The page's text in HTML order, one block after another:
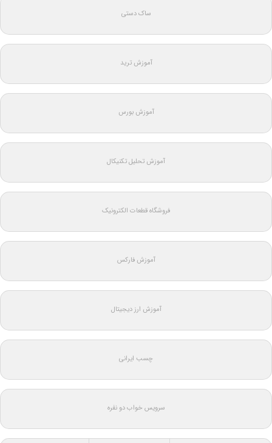
ساک دستی
آموزش ترید
آموزش بورس
آموزش تحلیل تکنیکال
فروشگاه قطعات الکترونیک
آموزش فارکس
آموزش ارز دیجیتال
چسب ایرانی
سرویس خواب دو نفره